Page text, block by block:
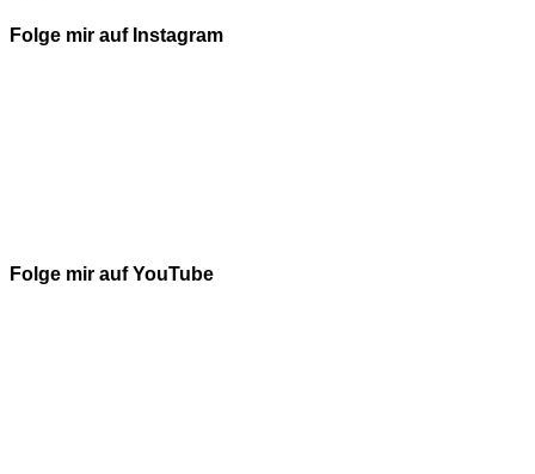
Folge mir auf Instagram
Folge mir auf YouTube